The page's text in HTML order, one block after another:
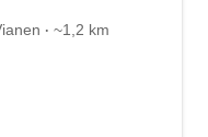
· ~1,2 km